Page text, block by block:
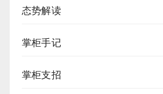
态势解读
掌柜手记
掌柜支招